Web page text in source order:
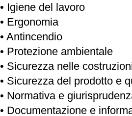
• Igiene del lavoro
• Ergonomia
• Antincendio
• Protezione ambientale
• Sicurezza nelle
• Sicurezza del prodotto e
• Normativa e
• Documentazione e